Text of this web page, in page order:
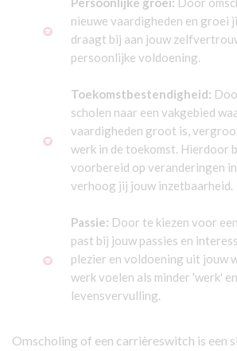
nieuwe vaardigheden en groei
draagt bij aan jouw
persoonlijke voldoening.
Toekomstbestendigheid:
scholen naar een vakgebied
vaardigheden groot is,
werk in de toekomst. Hierdoor
voorbereid op veranderingen
verhoog jij jouw inzetbaarheid.
Passie: Door te kiezen voor
past bij jouw passies en
plezier en voldoening uit jouw
werk voelen als minder 'werk'
levensvervulling.
Omscholing of een carrièreswitch is een